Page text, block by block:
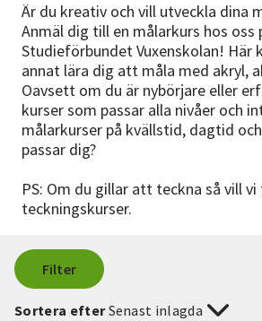
Lyssna
Är du kreativ och vill utveckla dina
Anmäl dig till en målarkurs hos oss
Studieförbundet Vuxenskolan! Här
annat lära dig att måla med akryl,
Oavsett om du är nybörjare eller
kurser som passar alla nivåer och
målarkurser på kvällstid, dagtid
passar dig?
PS: Om du gillar att teckna så vill
teckningskurser.
Filter
Sortera efterSenast inlagda